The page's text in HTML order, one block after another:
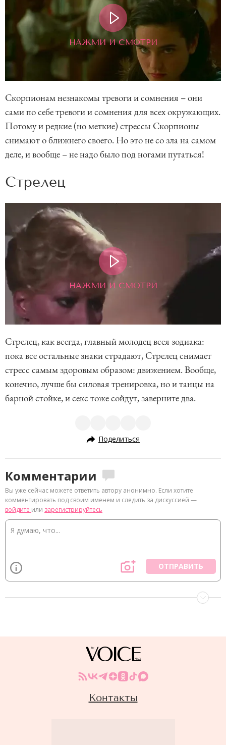
НАЖМИ И СМОТРИ
Скорпионам незнакомы тревоги и сомнения – они
сами по себе тревоги и сомнения для всех окружающих.
Потому и редкие (но меткие) стрессы Скорпионы
снимают о ближнего своего. Но это не со зла на самом
деле, и вообще – не надо было под ногами путаться!
Стрелец
НАЖМИ И СМОТРИ
Стрелец, как всегда, главный молодец всея зодиака:
пока все остальные знаки страдают, Стрелец снимает
стресс самым здоровым образом: движением. Вообще,
конечно, лучше бы силовая тренировка, но и танцы на
барной стойке, и секс тоже сойдут, заверните два.
Поделиться
Комментарии
Вы уже сейчас можете ответить автору анонимно. Если хотите
комментировать под своим именем и следить за дискуссией —
войдите или зарегистрируйтесь
ОТПРАВИТЬ
Контакты